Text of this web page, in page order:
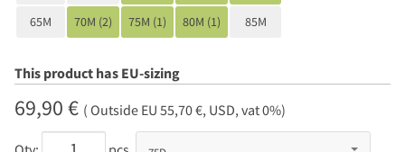
65M 70M (2) 75M (1) 80M (1) 85M
This product has EU-sizing
69,90 € ( Outside EU 55,70 €, USD, vat 0%)